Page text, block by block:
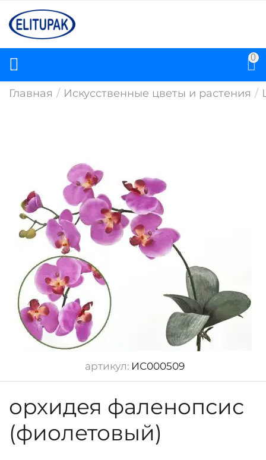
0
Главная / Искусственные цветы и растения /
артикул: ИС000509
орхидея фаленопсис
(фиолетовый)